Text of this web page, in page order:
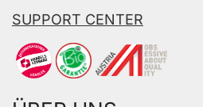
SUPPORT CENTER